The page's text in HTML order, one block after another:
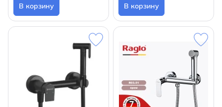
В корзину В корзину